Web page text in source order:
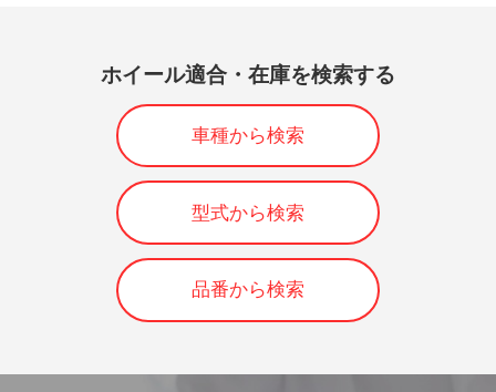
ホイール適合・在庫を検索する
車種から検索
型式から検索
品番から検索